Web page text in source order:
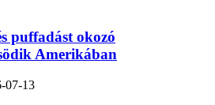
puffadást okozó
Amerikában
07-13